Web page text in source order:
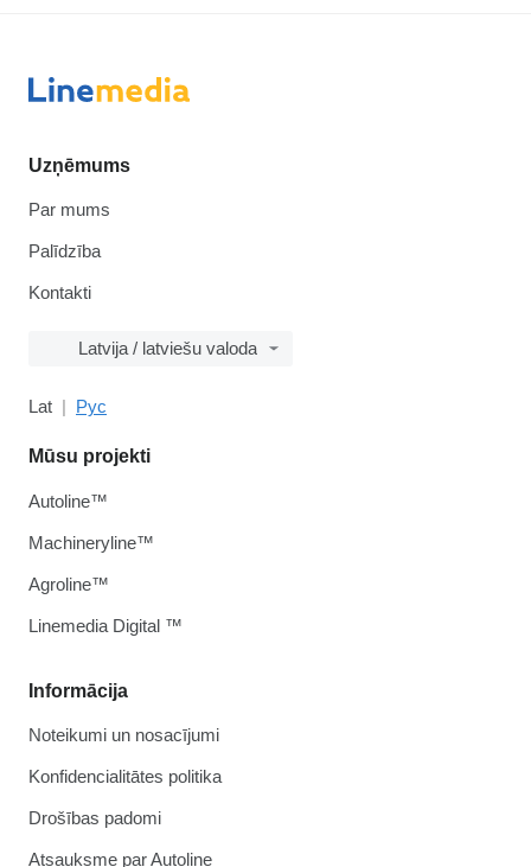
Uzņēmums
Par mums
Palīdzība
Kontakti
Latvija / latviešu valoda
Lat Рус
Informācija
Noteikumi un nosacījumi
Konfidencialitātes politika
Drošības padomi
Atsauksme par Autoline
Mūsu projekti
Autoline™
Machineryline™
Agroline™
Linemedia Digital ™